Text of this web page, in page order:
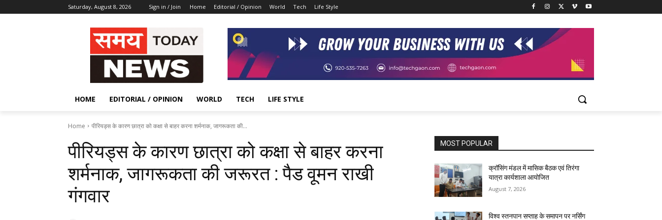
Saturday, August 8, 2026 Sign in / Join Home Editorial / Opinion World Tech Life Style
HOME EDITORIAL / OPINION WORLD TECH LIFE STYLE
Home पीरियड्स के कारण छात्रा को कक्षा से बाहर करना शर्मनाक, जागरूकता की...
पीरियड्स के कारण छात्रा को कक्षा से बाहर करना
शर्मनाक, जागरूकता की जरूरत : पैड वूमन राखी
गंगवार
MOST POPULAR
क्रॉसिंग मंडल में मासिक बैठक एवं तिरंगा
यात्रा कार्यशाला आयोजित
August 7, 2026
विश्व स्तनपान सप्ताह के समापन पर नर्सिंग